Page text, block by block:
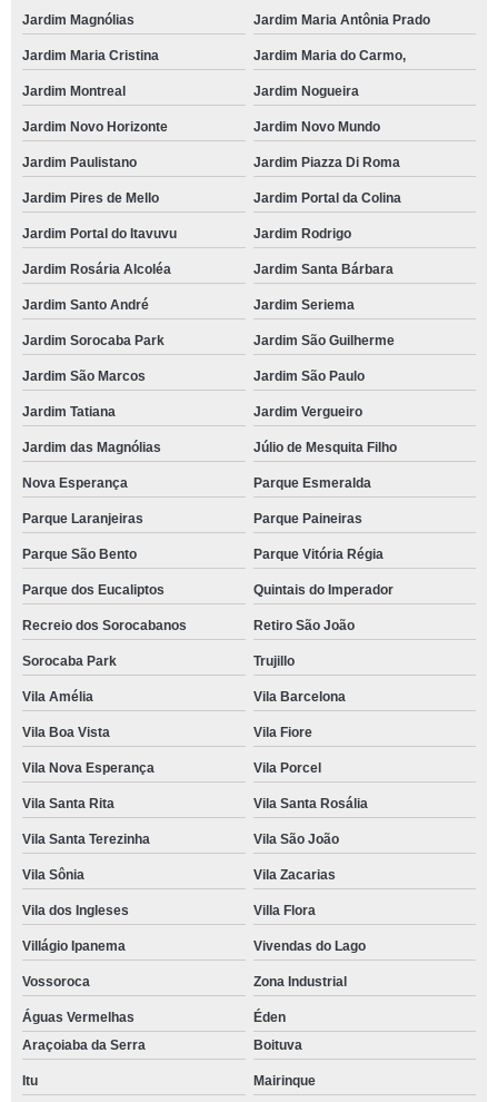
Jardim Magnólias Jardim Maria Antônia Prado
Jardim Maria Cristina Jardim Maria do Carmo,
Jardim Montreal Jardim Nogueira
Jardim Novo Horizonte Jardim Novo Mundo
Jardim Paulistano Jardim Piazza Di Roma
Jardim Pires de Mello Jardim Portal da Colina
Jardim Portal do Itavuvu Jardim Rodrigo
Jardim Rosária Alcoléa Jardim Santa Bárbara
Jardim Santo André Jardim Seriema
Jardim Sorocaba Park Jardim São Guilherme
Jardim São Marcos Jardim São Paulo
Jardim Tatiana Jardim Vergueiro
Jardim das Magnólias Júlio de Mesquita Filho
Nova Esperança Parque Esmeralda
Parque Laranjeiras Parque Paineiras
Parque São Bento Parque Vitória Régia
Parque dos Eucaliptos Quintais do Imperador
Recreio dos Sorocabanos Retiro São João
Sorocaba Park Trujillo
Vila Amélia Vila Barcelona
Vila Boa Vista Vila Fiore
Vila Nova Esperança Vila Porcel
Vila Santa Rita Vila Santa Rosália
Vila Santa Terezinha Vila São João
Vila Sônia Vila Zacarias
Vila dos Ingleses Villa Flora
Villágio Ipanema Vivendas do Lago
Vossoroca Zona Industrial
Águas Vermelhas
Éden
Araçoiaba da Serra
Boituva
Itu Mairinque